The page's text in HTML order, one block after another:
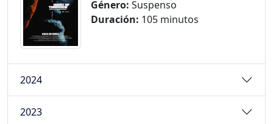
Género: Suspenso
Duración: 105 minutos
2024
2023